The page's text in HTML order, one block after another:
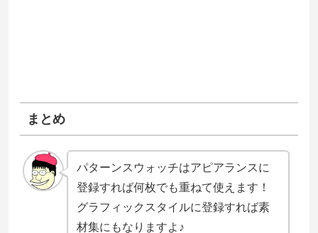
まとめ
パターンスウォッチはアピアランスに
登録すれば何枚でも重ねて使えます！
グラフィックスタイルに登録すれば素
材集にもなりますよ♪